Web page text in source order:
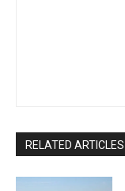
RELATED ARTICLES